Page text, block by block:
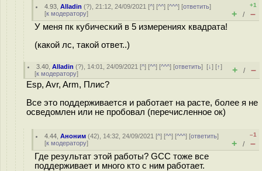
4.93 ,Alladin (?), 21:12, 24/09/2021 [^] [^^] [^^^] [ответить]
[к модератору]
+1
+ / –
У меня пк кубический в 5 измерениях квадрата!
(какой лс, такой ответ..)
3.40 ,Alladin (?), 14:01, 24/09/2021 [^] [^^] [^^^] [ответить][↓] [↑]
[к модератору] + / –
Esp, Avr, Arm, Плис?
Все это поддерживается и работает на расте, более я не
осведомлен или не пробовал (перечисленное ок)
4.44 ,Аноним (42), 14:32, 24/09/2021 [^] [^^] [^^^] [ответить]
[к модератору]
–1
+ / –
Где результат этой работы? GCC тоже все
поддерживает и много кто с ним работает.